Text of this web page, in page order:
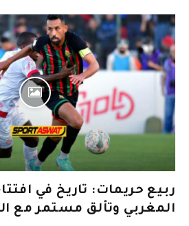
ربيع حريمات: تاريخ في
المغربي وتألق مستمر مع